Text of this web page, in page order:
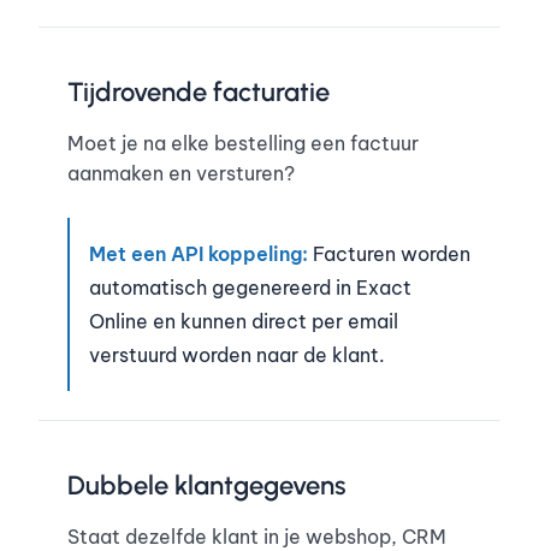
Tijdrovende facturatie
Moet je na elke bestelling een factuur
aanmaken en versturen?
Met een API koppeling: Facturen worden
automatisch gegenereerd in Exact
Online en kunnen direct per email
verstuurd worden naar de klant.
Dubbele klantgegevens
Staat dezelfde klant in je webshop, CRM